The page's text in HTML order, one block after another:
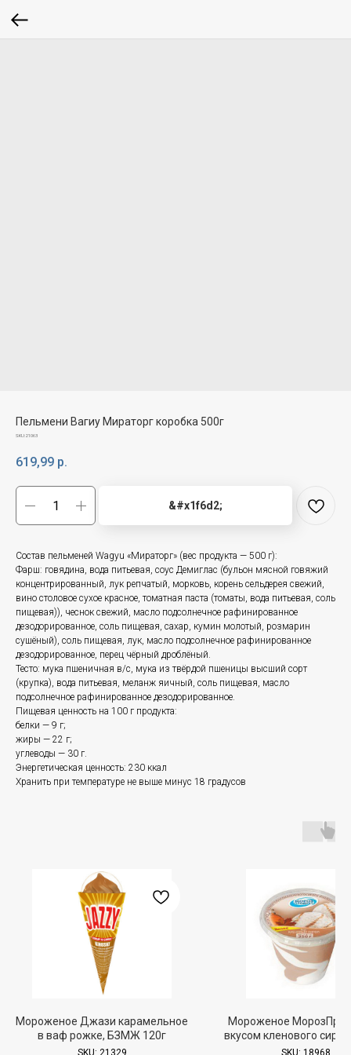
Пельмени Вагиу Мираторг коробка 500г
SKU:21063
619,99 р.
&#x1f6d2;
Состав пельменей Wagyu «Мираторг» (вес продукта — 500 г):
Фарш: говядина, вода питьевая, соус Демиглас (бульон мясной говяжий
концентрированный, лук репчатый, морковь, корень сельдерея свежий,
вино столовое сухое красное, томатная паста (томаты, вода питьевая, соль
пищевая)), чеснок свежий, масло подсолнечное рафинированное
дезодорированное, соль пищевая, сахар, кумин молотый, розмарин
сушёный), соль пищевая, лук, масло подсолнечное рафинированное
дезодорированное, перец чёрный дроблёный.
Тесто: мука пшеничная в/с, мука из твёрдой пшеницы высший сорт
(крупка), вода питьевая, меланж яичный, соль пищевая, масло
подсолнечное рафинированное дезодорированное.
Пищевая ценность на 100 г продукта:
белки — 9 г;
жиры — 22 г;
углеводы — 30 г.
Энергетическая ценность: 230 ккал
Хранить при температуре не выше минус 18 градусов
Мороженое Джази карамельное
в ваф рожке, БЗМЖ 120г
Мороженое
вкусом кленового
БЗМЖ 250г